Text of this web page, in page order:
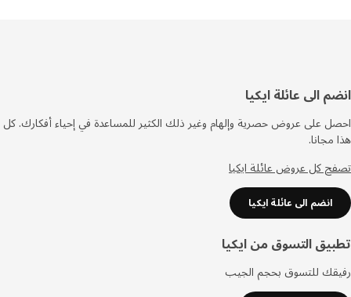
الى عائلة ايكيا
على عروض حصرية وإلهام وغير ذلك الكثير للمساعدة في إحياء أفكارك. كل
كل عروض عائلة ايكيا
انضم الى عائلة ايكيا
التسوق من ايكيا
للتسوق بحجم الجيب